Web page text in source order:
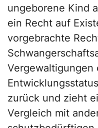
ungeborene Kind
ein Recht auf
vorgebrachte
Vergewaltigungen
zurück und zieht
Vergleich mit